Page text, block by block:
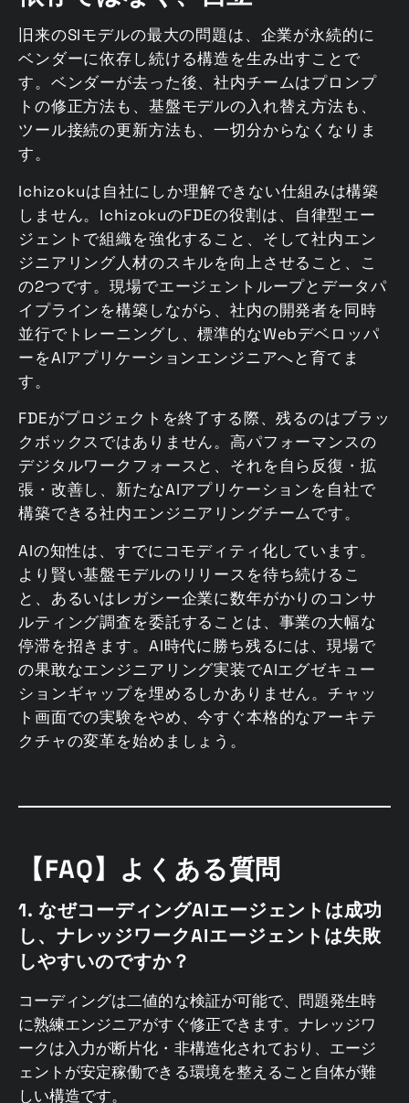
旧来のSIモデルの最大の問題は、企業が永続的に
ベンダーに依存し続ける構造を生み出すことで
す。ベンダーが去った後、社内チームはプロンプ
トの修正方法も、基盤モデルの入れ替え方法も、
ツール接続の更新方法も、一切分からなくなりま
す。
Ichizokuは自社にしか理解できない仕組みは構築
しません。IchizokuのFDEの役割は、自律型エー
ジェントで組織を強化すること、そして社内エン
ジニアリング人材のスキルを向上させること、こ
の2つです。現場でエージェントループとデータパ
イプラインを構築しながら、社内の開発者を同時
並行でトレーニングし、標準的なWebデベロッパ
ーをAIアプリケーションエンジニアへと育てま
す。
FDEがプロジェクトを終了する際、残るのはブラッ
クボックスではありません。高パフォーマンスの
デジタルワークフォースと、それを自ら反復・拡
張・改善し、新たなAIアプリケーションを自社で
構築できる社内エンジニアリングチームです。
AIの知性は、すでにコモディティ化しています。
より賢い基盤モデルのリリースを待ち続けるこ
と、あるいはレガシー企業に数年がかりのコンサ
ルティング調査を委託することは、事業の大幅な
停滞を招きます。AI時代に勝ち残るには、現場で
の果敢なエンジニアリング実装でAIエグゼキュー
ションギャップを埋めるしかありません。チャッ
ト画面での実験をやめ、今すぐ本格的なアーキテ
クチャの変革を始めましょう。
【FAQ】よくある質問
1. なぜコーディングAIエージェントは成功
し、ナレッジワークAIエージェントは失敗
しやすいのですか？
コーディングは二値的な検証が可能で、問題発生時
に熟練エンジニアがすぐ修正できます。ナレッジワ
ークは入力が断片化・非構造化されており、エージ
ェントが安定稼働できる環境を整えること自体が難
しい構造です。